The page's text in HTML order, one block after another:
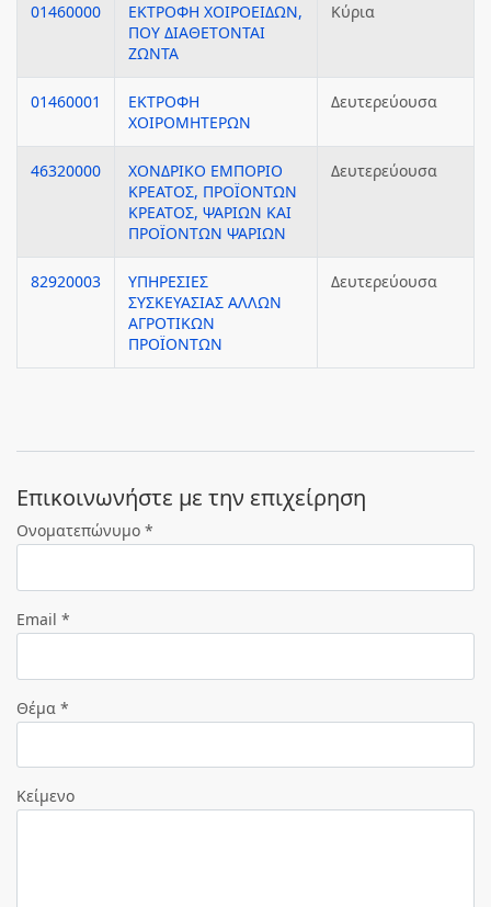
01460000
ΕΚΤΡΟΦΗ ΧΟΙΡΟΕΙΔΩΝ,
ΠΟΥ ΔΙΑΘΕΤΟΝΤΑΙ
ΖΩΝΤΑ
Κύρια
01460001
ΕΚΤΡΟΦΗ
ΧΟΙΡΟΜΗΤΕΡΩΝ
Δευτερεύουσα
46320000
ΧΟΝΔΡΙΚΟ ΕΜΠΟΡΙΟ
ΚΡΕΑΤΟΣ, ΠΡΟΪΟΝΤΩΝ
ΚΡΕΑΤΟΣ, ΨΑΡΙΩΝ ΚΑΙ
ΠΡΟΪΟΝΤΩΝ ΨΑΡΙΩΝ
Δευτερεύουσα
82920003
ΥΠΗΡΕΣΙΕΣ
ΣΥΣΚΕΥΑΣΙΑΣ ΑΛΛΩΝ
ΑΓΡΟΤΙΚΩΝ
ΠΡΟΪΟΝΤΩΝ
Δευτερεύουσα
Eπικοινωνήστε με την επιχείρηση
Ονοματεπώνυμο *
Email *
Θέμα *
Κείμενο